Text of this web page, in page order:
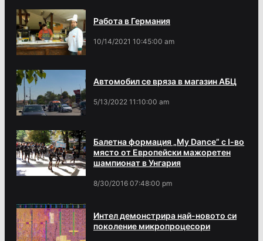
Работа в Германия
10/14/2021 10:45:00 am
Автомобил се вряза в магазин АБЦ
5/13/2022 11:10:00 am
Балетна формация „My Dance” с І-во
място от Европейски мажоретен
шампионат в Унгария
8/30/2016 07:48:00 pm
Интел демонстрира най-новото си
поколение микропроцесори